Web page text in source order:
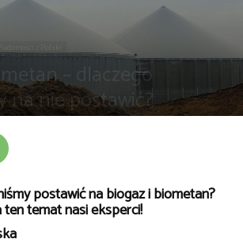
– dlaczego
na nie postawić?
postawić na biogaz i biometan?
temat nasi eksperci!